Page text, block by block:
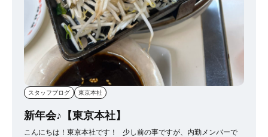
スタッフブログ 東京本社
新年会♪【東京本社】
こんにちは！東京本社です！ 少し前の事ですが、内勤メンバーで